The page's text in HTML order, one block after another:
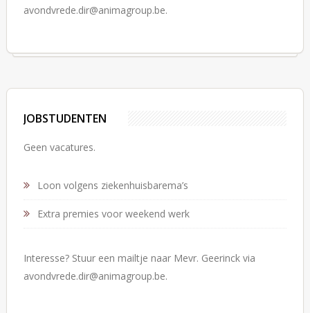
avondvrede.dir@animagroup.be.
JOBSTUDENTEN
Geen vacatures.
Loon volgens ziekenhuisbarema’s
Extra premies voor weekend werk
Interesse? Stuur een mailtje naar Mevr. Geerinck via
avondvrede.dir@animagroup.be.